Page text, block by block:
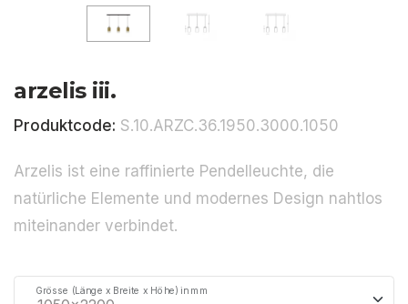
arzelis iii.
Produktcode: S.10.ARZC.36.1950.3000.1050
Arzelis ist eine raffinierte Pendelleuchte, die
natürliche Elemente und modernes Design nahtlos
miteinander verbindet.
Grösse (Länge x Breite x Höhe) in mm